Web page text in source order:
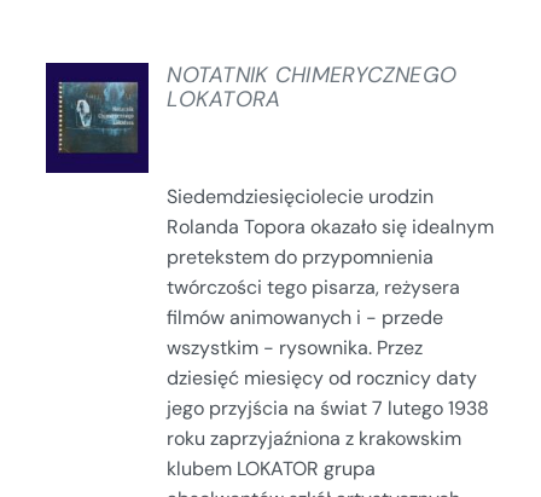
SZCZEGÓŁY
NOTATNIK CHIMERYCZNEGO
LOKATORA
Siedemdziesięciolecie urodzin
Rolanda Topora okazało się idealnym
pretekstem do przypomnienia
twórczości tego pisarza, reżysera
filmów animowanych i - przede
wszystkim - rysownika. Przez
dziesięć miesięcy od rocznicy daty
jego przyjścia na świat 7 lutego 1938
roku zaprzyjaźniona z krakowskim
klubem LOKATOR grupa